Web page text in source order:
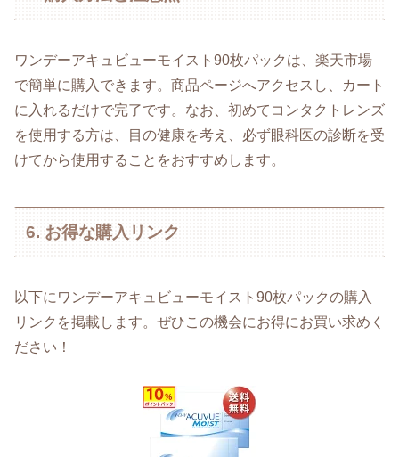
ワンデーアキュビューモイスト90枚パックは、楽天市場
で簡単に購入できます。商品ページへアクセスし、カート
に入れるだけで完了です。なお、初めてコンタクトレンズ
を使用する方は、目の健康を考え、必ず眼科医の診断を受
けてから使用することをおすすめします。
6. お得な購入リンク
以下にワンデーアキュビューモイスト90枚パックの購入
リンクを掲載します。ぜひこの機会にお得にお買い求めく
ださい！